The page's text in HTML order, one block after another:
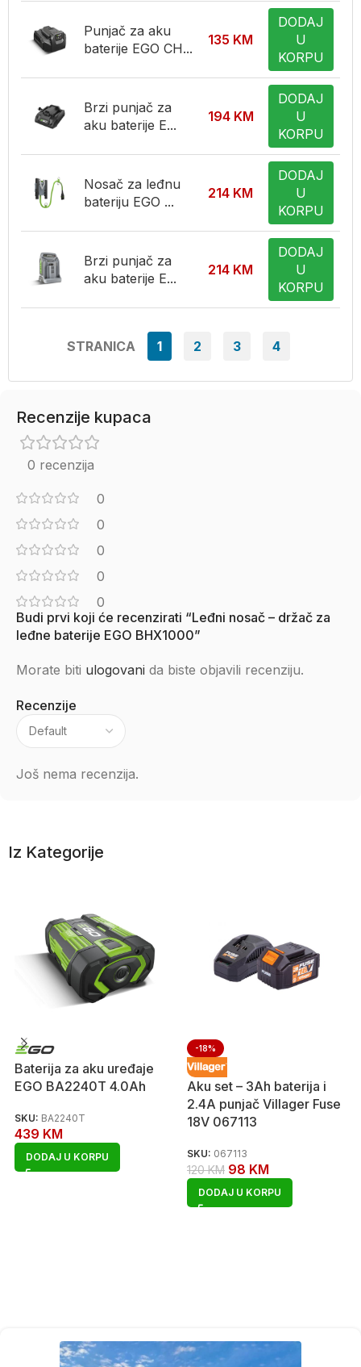
Punjač za aku
baterije EGO CH...
135 KM
DODAJ
U
KORPU
Brzi punjač za
aku baterije E...
194 KM
DODAJ
U
KORPU
Nosač za leđnu
bateriju EGO ...
214 KM
DODAJ
U
KORPU
Brzi punjač za
aku baterije E...
214 KM
DODAJ
U
KORPU
STRANICA 1 2 3 4
Recenzije kupaca
0 recenzija
0
0
0
0
0
Recenzije
Još nema recenzija.
Budi prvi koji će recenzirati “Leđni nosač – držač za
leđne baterije EGO BHX1000”
Morate biti ulogovani da biste objavili recenziju.
Iz Kategorije
Baterija za aku uređaje
EGO BA2240T 4.0Ah
SKU: BA2240T
439 KM
DODAJ U KORPU
-18%
Aku set – 3Ah baterija i
2.4A punjač Villager Fuse
18V 067113
SKU: 067113
120KM 98 KM
DODAJ U KORPU